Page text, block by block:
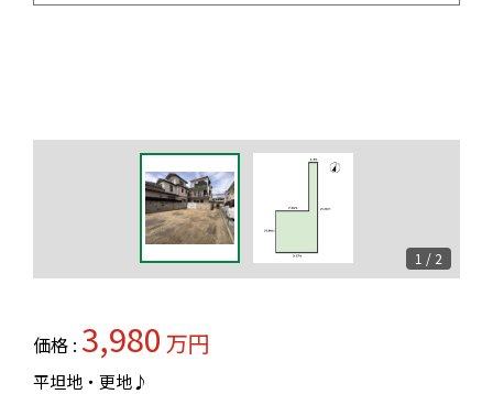
1 / 2
価格 : 3,980 万円
平坦地・更地♪